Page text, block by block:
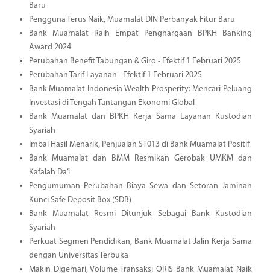
Baru
Pengguna Terus Naik, Muamalat DIN Perbanyak Fitur Baru
Bank Muamalat Raih Empat Penghargaan BPKH Banking
Award 2024
Perubahan Benefit Tabungan & Giro - Efektif 1 Februari 2025
Perubahan Tarif Layanan - Efektif 1 Februari 2025
Bank Muamalat Indonesia Wealth Prosperity: Mencari Peluang
Investasi di Tengah Tantangan Ekonomi Global
Bank Muamalat dan BPKH Kerja Sama Layanan Kustodian
Syariah
Imbal Hasil Menarik, Penjualan ST013 di Bank Muamalat Positif
Bank Muamalat dan BMM Resmikan Gerobak UMKM dan
Kafalah Da’i
Pengumuman Perubahan Biaya Sewa dan Setoran Jaminan
Kunci Safe Deposit Box (SDB)
Bank Muamalat Resmi Ditunjuk Sebagai Bank Kustodian
Syariah
Perkuat Segmen Pendidikan, Bank Muamalat Jalin Kerja Sama
dengan Universitas Terbuka
Makin Digemari, Volume Transaksi QRIS Bank Muamalat Naik